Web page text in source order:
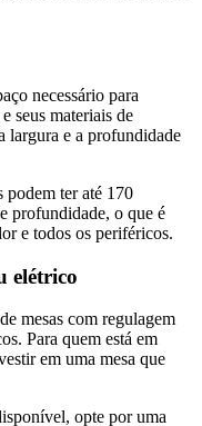
necessário para
seus materiais de
largura e a profundidade
ter até 170
profundidade, o que é
e todos os periféricos.
elétrico
mesas com regulagem
Para quem está em
em uma mesa que
opte por uma